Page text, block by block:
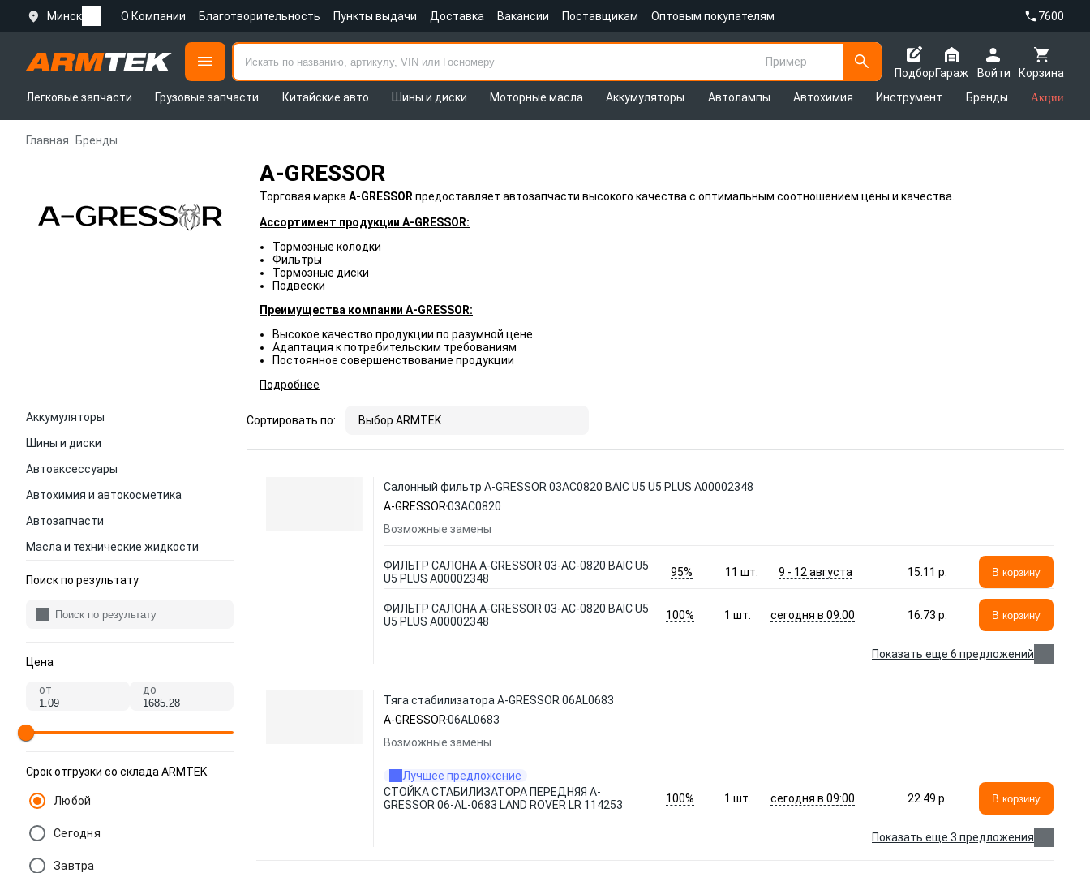
Минск О Компании Благотворительность Пункты выдачи Доставка Вакансии Поставщикам Оптовым покупателям 7600
Пример
Подбор
Корзина
Гараж
Войти
Легковые запчасти
Грузовые запчасти Китайские авто Шины и диски Моторные масла Аккумуляторы Автолампы Автохимия Инструмент Бренды Акции
Главная Бренды
A-GRESSOR
Торговая марка A-GRESSOR предоставляет автозапчасти высокого качества с оптимальным соотношением цены и качества.
Ассортимент продукции A-GRESSOR:
Тормозные колодки
Фильтры
Тормозные диски
Подвески
Преимущества компании A-GRESSOR:
Высокое качество продукции по разумной цене
Адаптация к потребительским требованиям
Постоянное совершенствование продукции
Подробнее
Аккумуляторы
Шины и диски
Автоаксессуары
Автохимия и автокосметика
Автозапчасти
Масла и технические жидкости
Поиск по результату
Цена
от до
Срок отгрузки со склада ARMTEK
Любой
Сегодня
Завтра
Сортировать по: Выбор ARMTEK
Салонный фильтр A-GRESSOR 03AC0820 BAIC U5 U5 PLUS A00002348
A-GRESSOR03AC0820
Возможные замены
ФИЛЬТР САЛОНА A-GRESSOR 03-AC-0820 BAIC U5
U5 PLUS A00002348
95% 11шт. 9 - 12 августа 15.11 p. В корзину
ФИЛЬТР САЛОНА A-GRESSOR 03-AC-0820 BAIC U5
U5 PLUS A00002348
100% 1 шт. сегодня в 09:00 16.73 p. В корзину
Показать еще 6 предложений
Тяга стабилизатора A-GRESSOR 06AL0683
A-GRESSOR06AL0683
Возможные замены
Лучшее предложение
СТОЙКА СТАБИЛИЗАТОРА ПЕРЕДНЯЯ A-
GRESSOR 06-AL-0683 LAND ROVER LR 114253
100% 1 шт. сегодня в 09:00 22.49 p. В корзину
Показать еще 3 предложения